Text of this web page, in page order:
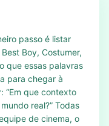
passo é listar
Boy, Costumer,
que essas palavras
para chegar à
“Em que contexto
real?” Todas
de cinema, o